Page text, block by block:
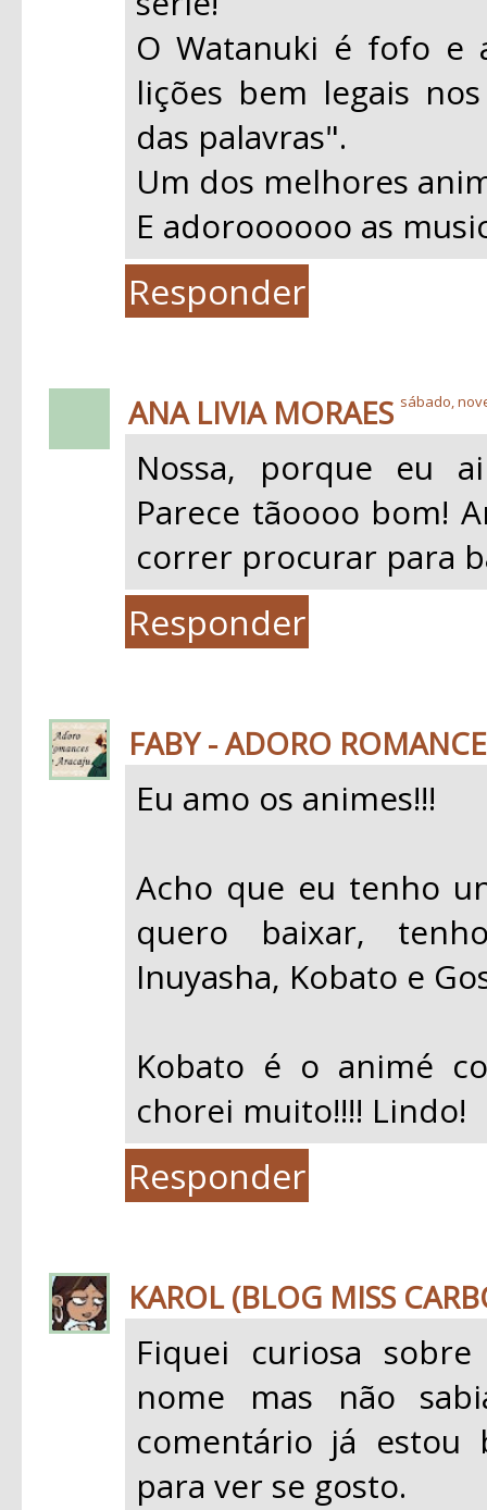
O Watanuki é fofo e
lições bem legais
das palavras".
Um dos melhores
E adoroooooo as
Responder
ANA LIVIA MORAES sábado,
Nossa, porque eu
Parece tãoooo bom!
correr procurar para
Responder
FABY - ADORO
Eu amo os animes!!!
Acho que eu tenho
quero baixar,
Inuyasha, Kobato e
Kobato é o animé
chorei muito!!!! Lindo!
Responder
KAROL (BLOG MISS
Fiquei curiosa
nome mas não
comentário já estou
para ver se gosto.